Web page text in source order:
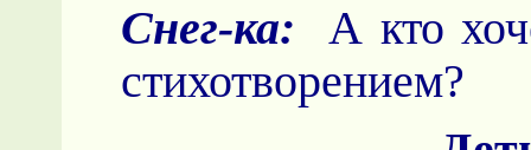
Снег-ка: А кто
стихотворением?